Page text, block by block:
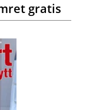
gratis